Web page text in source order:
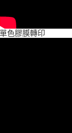
單色膠膜轉印